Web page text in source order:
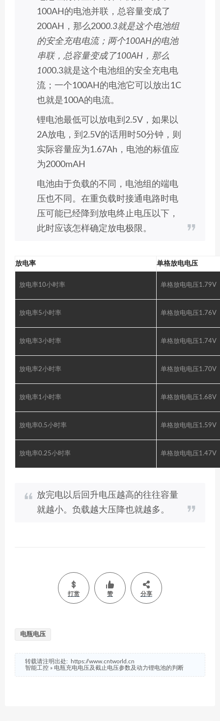
100AH的电池并联，总容量变成了
200AH，那么2000.3就是这个电池组
的安全充电电流；两个100AH的电池
串联，总容量变成了100AH，那么
1000.3就是这个电池组的安全充电电
流；一个100AH的电池它可以放出1C
也就是100A的电流。
锂电池最低可以放电到2.5V，如果以
2A放电，到2.5V的话用时50分钟，则
实际容量应为1.67Ah，电池的标值应
为2000mAH
电池由于负载的不同，电池组的端电
压也不同。在重负载时接通电路时电
压可能已经降到放电终止电压以下，
此时应该怎样确定放电极限。
放电率 单格放电电压
放电率10小时率 单格放电电压1.79V
放电率5小时率 单格放电电压1.76V
放电率3小时率 单格放电电压1.74V
放电率2小时率 单格放电电压1.70V
放电率1小时率 单格放电电压1.68V
放电率0.5小时率 单格放电电压1.59V
放电率0.25小时率 单格放电电压1.47V
放完电以后回升电压越高的往往容量
就越小。负载越大压降也就越多。
打赏 赞 分享
电瓶电压
转载请注明出处:
https://www.cntworld.cn
智能工控 » 电瓶充电电压及截止电压参数及动力锂电池的判断